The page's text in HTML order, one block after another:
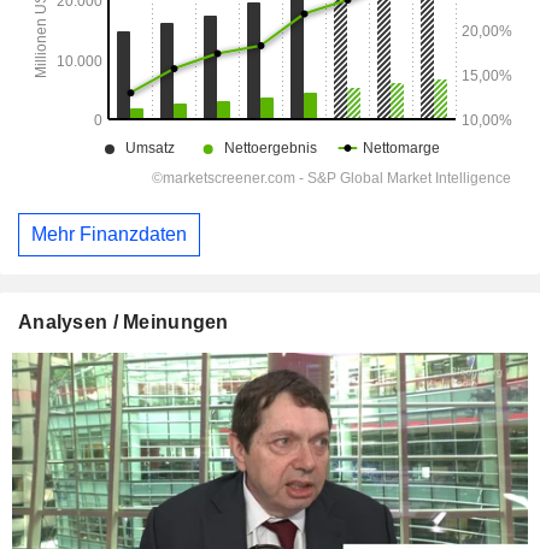
Mehr Finanzdaten
Analysen / Meinungen